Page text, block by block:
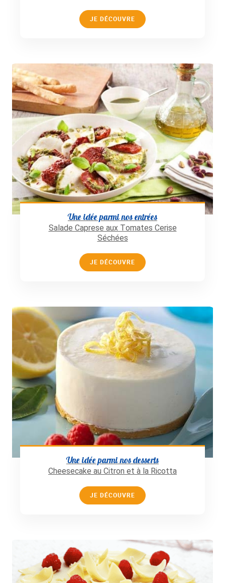
JE DÉCOUVRE
Une idée parmi nos entrées
Salade Caprese aux Tomates Cerise
Séchées
JE DÉCOUVRE
Une idée parmi nos desserts
Cheesecake au Citron et à la Ricotta
JE DÉCOUVRE